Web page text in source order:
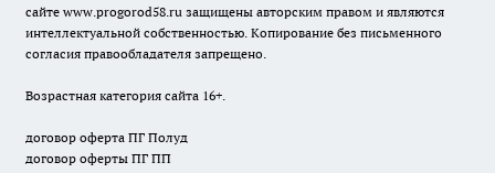
сайте www.progorod58.ru защищены авторским правом и являются
интеллектуальной собственностью. Копирование без письменного
согласия правообладателя запрещено.
Возрастная категория сайта 16+.
договор оферта ПГ Полуд
договор оферты ПГ ПП